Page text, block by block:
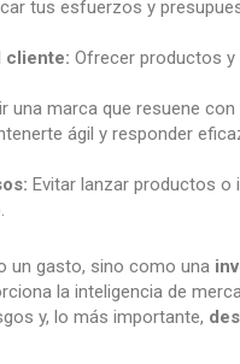
tus esfuerzos y
cliente: Ofrecer productos
una marca que resuene
ágil y responder
Evitar lanzar productos o
un gasto, sino como una
la inteligencia de
y, lo más importante,